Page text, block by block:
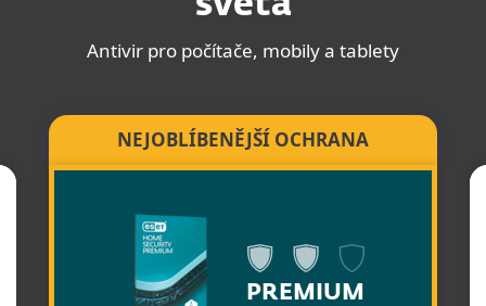
Antivir pro počítače, mobily a tablety
NEJOBLÍBENĚJŠÍ OCHRANA
PREMIUM